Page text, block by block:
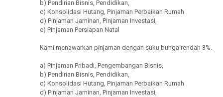
b) Pendirian Bisnis, Pendidikan,
c) Konsolidasi Hutang, Pinjaman Perbaikan Rumah
d) Pinjaman Jaminan, Pinjaman Investasi,
e) Pinjaman Persiapan Natal
Kami menawarkan pinjaman dengan suku bunga rendah 3%.
a) Pinjaman Pribadi, Pengembangan Bisnis,
b) Pendirian Bisnis, Pendidikan,
c) Konsolidasi Hutang, Pinjaman Perbaikan Rumah
d) Pinjaman Jaminan, Pinjaman Investasi,